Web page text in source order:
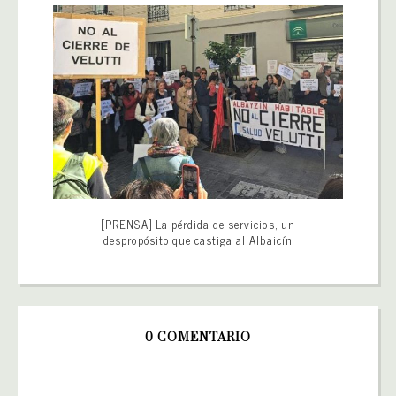
[PRENSA] La pérdida de servicios, un
despropósito que castiga al Albaicín
0 COMENTARIO